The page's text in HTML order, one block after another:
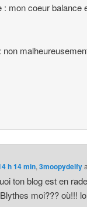
mon coeur balance
non
h 14 min,3moopydelfy
ton blog est en
moi??? où!!!